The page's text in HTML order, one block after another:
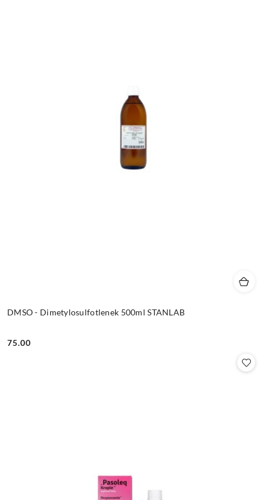
DMSO - Dimetylosulfotlenek 500ml STANLAB
Cena:
75.00